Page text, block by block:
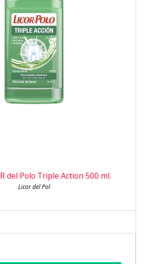
del Polo Triple Action 500 ml.
Licor del Pol